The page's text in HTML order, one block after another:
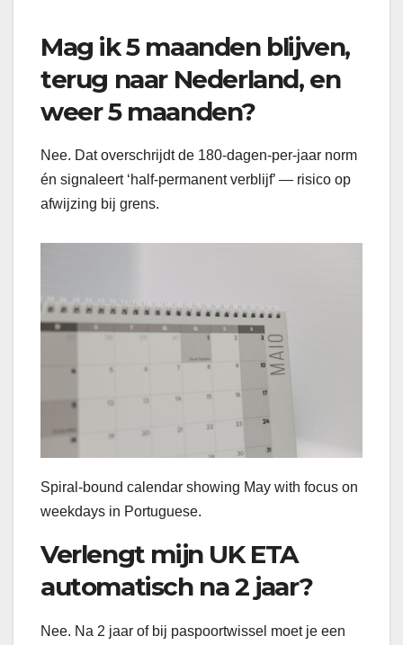
Mag ik 5 maanden blijven,
terug naar Nederland, en
weer 5 maanden?
Nee. Dat overschrijdt de 180-dagen-per-jaar norm
én signaleert ‘half-permanent verblijf’ — risico op
afwijzing bij grens.
Spiral-bound calendar showing May with focus on
weekdays in Portuguese.
Verlengt mijn UK ETA
automatisch na 2 jaar?
Nee. Na 2 jaar of bij paspoortwissel moet je een